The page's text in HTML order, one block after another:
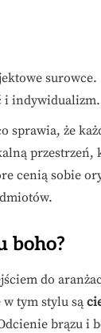
surowce.
i indywidualizm.
sprawia, że
przestrzeń,
cenią sobie
boho?
do
tym stylu są
brązu i